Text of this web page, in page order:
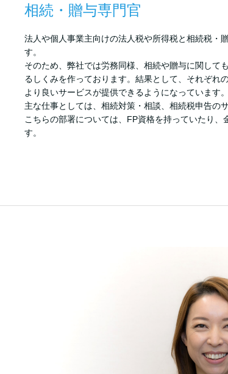
相続・贈与専門官
法人や個人事業主向けの法人税や所得税と相続税・
す。
そのため、弊社では労務同様、相続や贈与に関して
るしくみを作っております。結果として、それぞれ
より良いサービスが提供できるようになっています。
主な仕事としては、相続対策・相談、相続税申告の
こちらの部署については、FP資格を持っていたり、
す。